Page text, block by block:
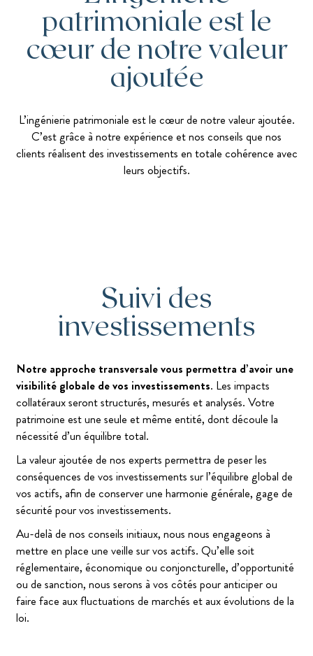
patrimoniale est le
cœur de notre valeur
ajoutée
L’ingénierie patrimoniale est le cœur de notre valeur ajoutée.
C’est grâce à notre expérience et nos conseils que nos
clients réalisent des investissements en totale cohérence avec
leurs objectifs.
Suivi des
investissements
Notre approche transversale vous permettra d’avoir une
visibilité globale de vos investissements. Les impacts
collatéraux seront structurés, mesurés et analysés. Votre
patrimoine est une seule et même entité, dont découle la
nécessité d’un équilibre total.
La valeur ajoutée de nos experts permettra de peser les
conséquences de vos investissements sur l’équilibre global de
vos actifs, afin de conserver une harmonie générale, gage de
sécurité pour vos investissements.
Au-delà de nos conseils initiaux, nous nous engageons à
mettre en place une veille sur vos actifs. Qu’elle soit
réglementaire, économique ou conjoncturelle, d’opportunité
ou de sanction, nous serons à vos côtés pour anticiper ou
faire face aux fluctuations de marchés et aux évolutions de la
loi.